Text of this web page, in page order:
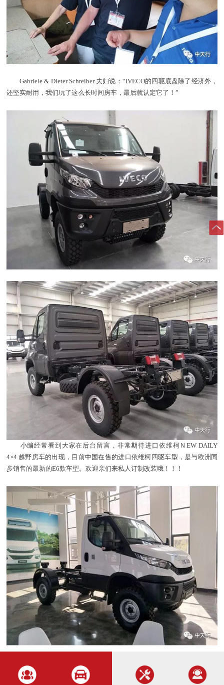
Gabriele & Dieter Schreiber 夫妇说：“IVECO的四驱底盘除了经济外，
还坚实耐用，我们玩了这么长时间房车，最后就认定它了！”
小编经常看到大家在后台留言，非常期待进口依维柯ＮEW DAILY
4×4 越野房车的出现，目前中国在售的进口依维柯四驱车型，是与欧洲同
步销售的最新的E6款车型。欢迎亲们来私人订制改装哦！！！